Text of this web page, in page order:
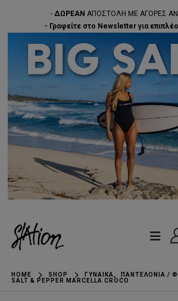
- ΔΩΡΕΑΝ ΑΠΟΣΤΟΛΗ ΜΕ ΑΓΟΡΕΣ
- Γραφείτε στο Newsletter για
HOME SHOP ΓΥΝΑΊΚΑ,
ΠΑΝΤΕΛΌΝΙΑ /
SALT & PEPPER MARCELLA CROCO